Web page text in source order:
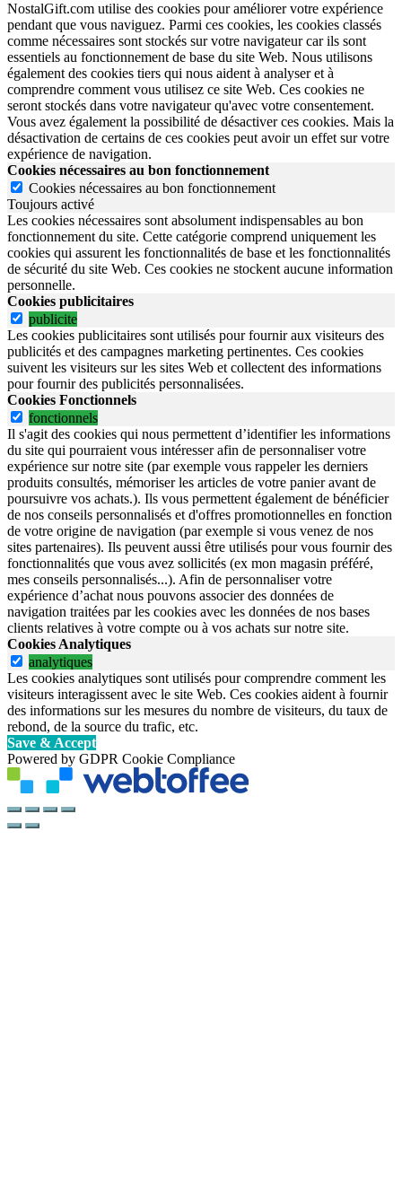
NostalGift.com utilise des cookies pour améliorer votre expérience
pendant que vous naviguez. Parmi ces cookies, les cookies classés
comme nécessaires sont stockés sur votre navigateur car ils sont
essentiels au fonctionnement de base du site Web. Nous utilisons
également des cookies tiers qui nous aident à analyser et à
comprendre comment vous utilisez ce site Web. Ces cookies ne
seront stockés dans votre navigateur qu'avec votre consentement.
Vous avez également la possibilité de désactiver ces cookies. Mais la
désactivation de certains de ces cookies peut avoir un effet sur votre
expérience de navigation.
Cookies nécessaires au bon fonctionnement
Cookies nécessaires au bon fonctionnement
Toujours activé
Les cookies nécessaires sont absolument indispensables au bon
fonctionnement du site. Cette catégorie comprend uniquement les
cookies qui assurent les fonctionnalités de base et les fonctionnalités
de sécurité du site Web. Ces cookies ne stockent aucune information
personnelle.
Cookies publicitaires
publicite
Les cookies publicitaires sont utilisés pour fournir aux visiteurs des
publicités et des campagnes marketing pertinentes. Ces cookies
suivent les visiteurs sur les sites Web et collectent des informations
pour fournir des publicités personnalisées.
Cookies Fonctionnels
fonctionnels
Il s'agit des cookies qui nous permettent d’identifier les informations
du site qui pourraient vous intéresser afin de personnaliser votre
expérience sur notre site (par exemple vous rappeler les derniers
produits consultés, mémoriser les articles de votre panier avant de
poursuivre vos achats.). Ils vous permettent également de bénéficier
de nos conseils personnalisés et d'offres promotionnelles en fonction
de votre origine de navigation (par exemple si vous venez de nos
sites partenaires). Ils peuvent aussi être utilisés pour vous fournir des
fonctionnalités que vous avez sollicités (ex mon magasin préféré,
mes conseils personnalisés...). Afin de personnaliser votre
expérience d’achat nous pouvons associer des données de
navigation traitées par les cookies avec les données de nos bases
clients relatives à votre compte ou à vos achats sur notre site.
Cookies Analytiques
analytiques
Les cookies analytiques sont utilisés pour comprendre comment les
visiteurs interagissent avec le site Web. Ces cookies aident à fournir
des informations sur les mesures du nombre de visiteurs, du taux de
rebond, de la source du trafic, etc.
Save & Accept
Powered by GDPR Cookie Compliance